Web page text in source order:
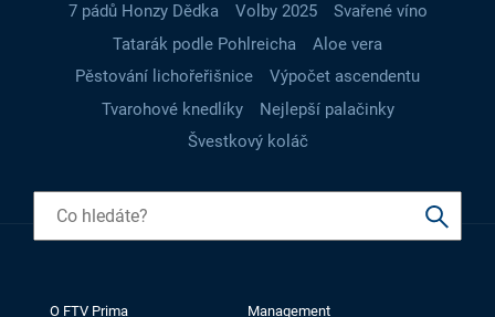
7 pádů Honzy Dědka
Volby 2025
Svařené víno
Tatarák podle Pohlreicha
Aloe vera
Pěstování lichořeřišnice
Výpočet ascendentu
Tvarohové knedlíky
Nejlepší palačinky
Švestkový koláč
O FTV Prima Management